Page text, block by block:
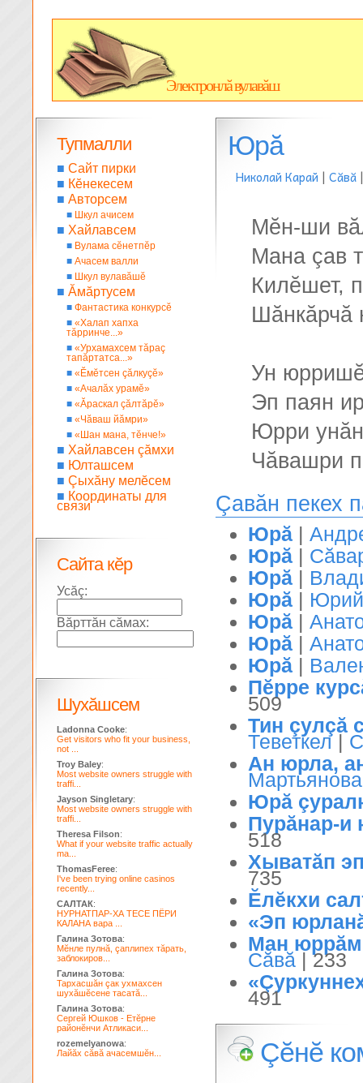
Электронлă вулавăш
Юрă
Николай Карай | Сăвă
Мĕн-ши
Мана çав
Килĕшет,
Шăнкăрчă
Ун
Эп паян
Юрри
Чăвашри
Çавăн пекех
Юрă |
Юрă |
Юрă |
Юрă |
Юрă |
Юрă |
Юрă |
Пĕрре
509
Тин çулçă
Теветкел|
Ан юрла,
Мартьянова
Юрă
Пурăнар-и
518
Хыватăп
735
Ĕлĕкхи
«Эп
Ман
Сăвă | 233
491
Çĕнĕ
Тупмалли
■ Сайт пирки
■ Кĕнекесем
■ Авторсем
■ Шкул ачисем
■ Хайлавсем
■ Вулама сĕнетпĕр
■ Ачасем валли
■ Шкул вулавăшĕ
■ Ăмăртусем
■ Фантастика конкурсĕ
■ «Халап хапха
тăрринче...»
■ «Урхамахсем тăраç
тапăртатса...»
■ «Ĕмĕтсен çăлкуçĕ»
■ «Ачалăх урамĕ»
■ «Ăраскал çăлтăрĕ»
■ «Чăваш йăмри»
■ «Шан мана, тĕнче!»
■ Хайлавсен çăмхи
■ Юлташсем
■ Çыхăну мелĕсем
■ Координаты для
связи
Сайта кĕр
Усăç:
Вăрттăн сăмах:
Шухăшсем
Ladonna Cooke:
Get visitors who fit your business,
not ...
Troy Baley:
Most website owners struggle with
traffi...
Jayson Singletary:
Most website owners struggle with
traffi...
Theresa Filson:
What if your website traffic actually
ma...
ThomasFeree:
I've been trying online casinos
recently...
САЛТАК:
НУРНАТПАР-ХА ТЕСЕ ПЁРИ
КАЛАНА вара ...
Галина Зотова:
Мĕнле пулнă, çаплипех тăрать,
заблокиров...
Галина Зотова:
Тархасшăн çак ухмахсен
шухăшĕсене тасатă...
Галина Зотова:
Сергей Юшков - Етĕрне
районĕнчи Атликаси...
rozemelyanowa:
Лайăх сăвă ачасемшĕн...